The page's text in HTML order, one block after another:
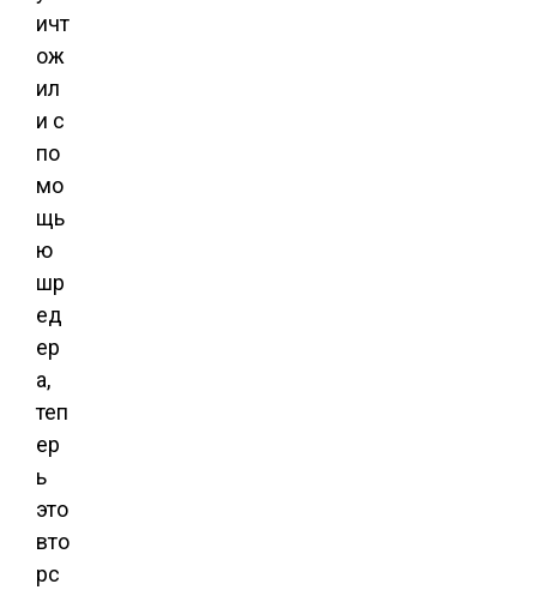
ичт
ож
ил
и с
по
мо
щь
ю
шр
ед
ер
а,
теп
ер
ь
это
вто
рс